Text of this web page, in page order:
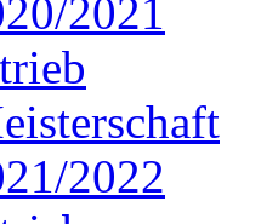
2021
2022